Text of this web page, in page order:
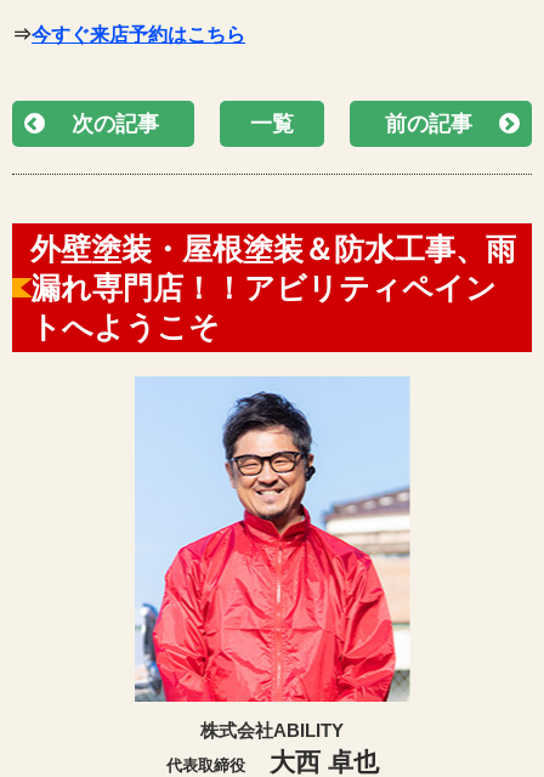
⇒今すぐ来店予約はこちら
次の記事 一覧 前の記事
外壁塗装・屋根塗装＆防水工事、雨
漏れ専門店！！アビリティペイン
トへようこそ
株式会社ABILITY
代表取締役 大西 卓也